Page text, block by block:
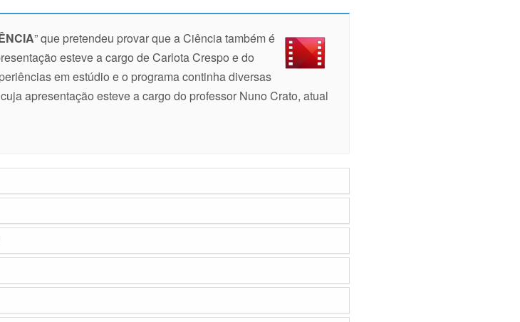
” que pretendeu provar que a Ciência também é
esteve a cargo de Carlota Crespo e do
em estúdio e o programa continha diversas
cuja apresentação esteve a cargo do professor Nuno Crato, atual